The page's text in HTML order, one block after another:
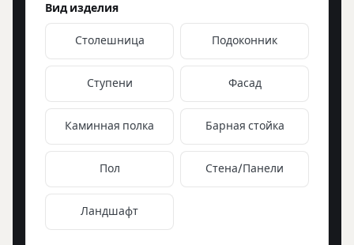
Вид изделия
Столешница Подоконник
Ступени Фасад
Каминная полка Барная стойка
Пол Стена/Панели
Ландшафт